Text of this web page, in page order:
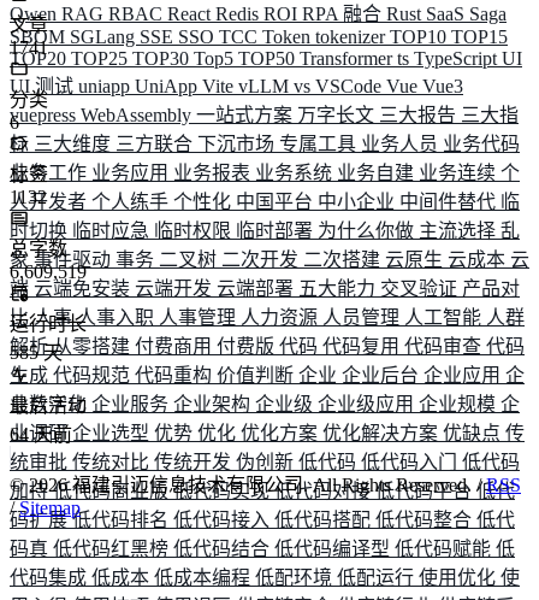
Qwen RAG RBAC React Redis ROI RPA 融合 Rust SaaS Saga
SBOM SGLang SSE SSO TCC Token tokenizerTOP10 TOP15
TOP20 TOP25 TOP30 Top5 TOP50 Transformerts TypeScript UI
UI 测试 uniapp UniApp Vite vLLM vs VSCode Vue Vue3
vuepress WebAssembly 一站式方案 万字长文 三大报告 三大指
标 三大维度 三方联合 下沉市场 专属工具 业务人员 业务代码
业务工作 业务应用 业务报表 业务系统 业务自建 业务连续 个
人开发者 个人练手 个性化 中国平台 中小企业 中间件替代 临
时切换 临时应急 临时权限 临时部署 为什么你做 主流选择 乱
象 事件驱动 事务 二叉树 二次开发 二次搭建 云原生 云成本 云
端 云端免安装 云端开发 云端部署 五大能力 交叉验证 产品对
比人事人事入职 人事管理 人力资源 人员管理 人工智能 人群
解析从零搭建 付费商用 付费版 代码 代码复用 代码审查 代码
生成 代码规范 代码重构 价值判断 企业 企业后台 企业应用 企
业数字化 企业服务 企业架构 企业级 企业级应用 企业规模 企
业调研企业选型 优势 优化 优化方案 优化解决方案 优缺点 传
统审批 传统对比 传统开发 伪创新 低代码 低代码入门 低代码
加持低代码商业版低代码实现低代码对接低代码平台 低代
码扩展低代码排名 低代码接入 低代码搭配 低代码整合 低代
码真 低代码红黑榜 低代码结合 低代码编译型 低代码赋能 低
代码集成 低成本 低成本编程 低配环境 低配运行 使用优化 使
文章
1741
分类
6
标签
1132
总字数
6,609,519
运行时长
585 天
最后活动
64 天前
©2026福建引迈信息技术有限公司. All Rights Reserved. /RSS
/Sitemap